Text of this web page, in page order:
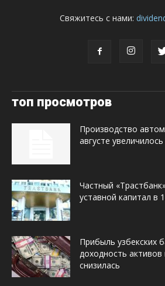
Свяжитесь с нами:
топ просмотров
Производство
августе
Частный
уставной капитал в
Прибыль узбекских
доходность активов
снизилась